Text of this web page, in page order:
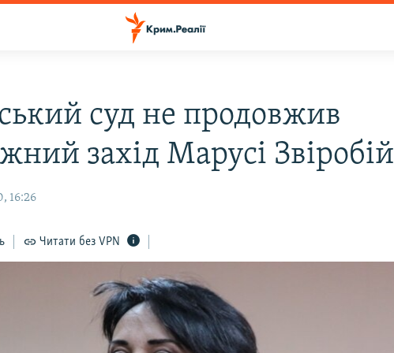
суд не продовжив
захід Марусі Звіробій
16:26
Читати без VPN